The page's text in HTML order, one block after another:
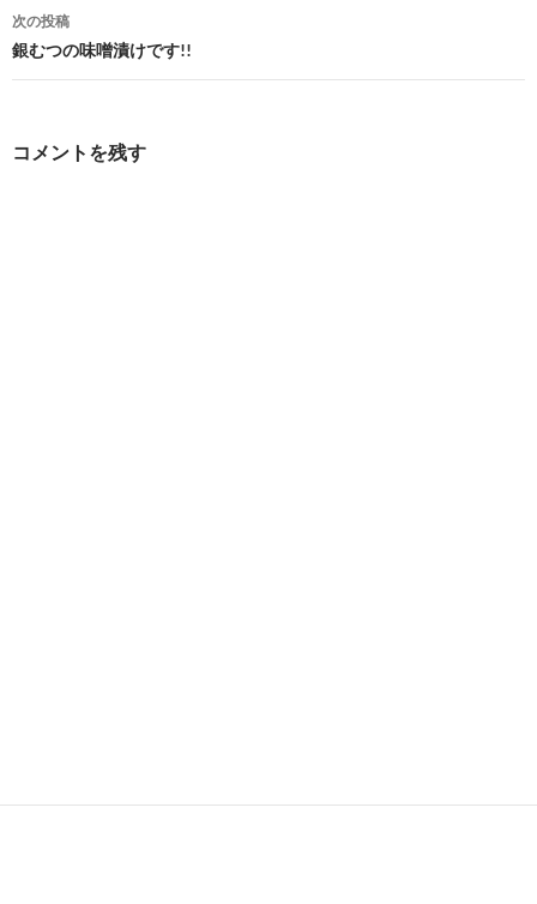
ナ
ビ
次の投稿
銀むつの味噌漬けです!!
コメントを残す